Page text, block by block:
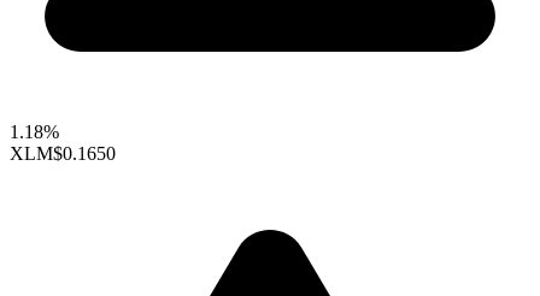
1.18%
XLM$0.1650